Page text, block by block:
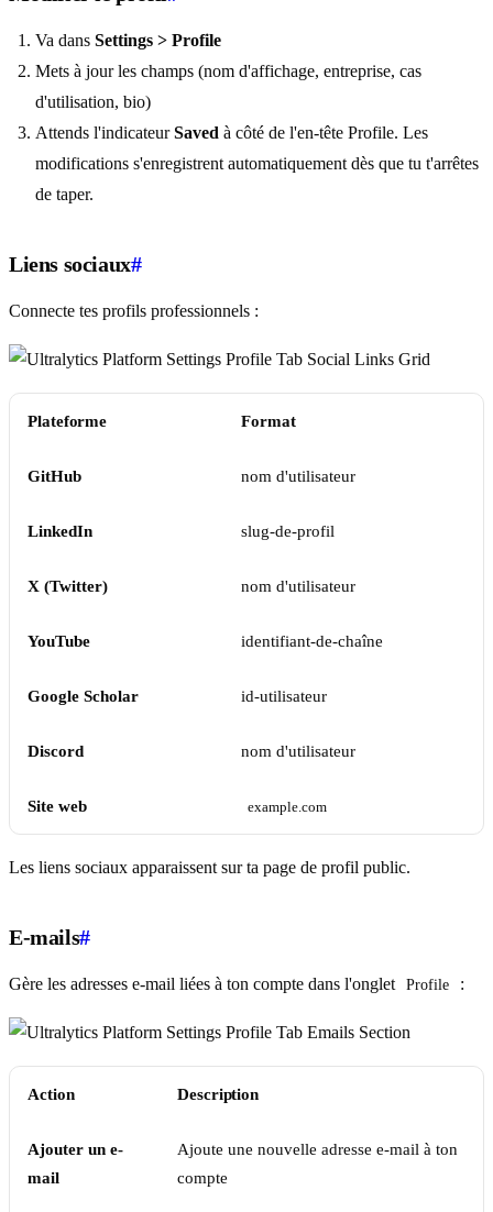
Va dans Settings > Profile
Mets à jour les champs (nom d'affichage, entreprise, cas
d'utilisation, bio)
Attends l'indicateurSaved à côté de l'en-tête Profile. Les
modifications s'enregistrent automatiquement dès que tu t'arrêtes
de taper.
Liens sociaux#
Connecte tes profils professionnels :
Plateforme Format
GitHub nom d'utilisateur
LinkedIn slug-de-profil
X (Twitter) nom d'utilisateur
YouTube identifiant-de-chaîne
Google Scholar id-utilisateur
Discord nom d'utilisateur
Site web example.com
Les liens sociaux apparaissent sur ta page de profil public.
E-mails#
Gère les adresses e-mail liées à ton compte dans l'onglet Profile :
Action Description
Ajouter un e-
mail
Ajoute une nouvelle adresse e-mail à ton
compte